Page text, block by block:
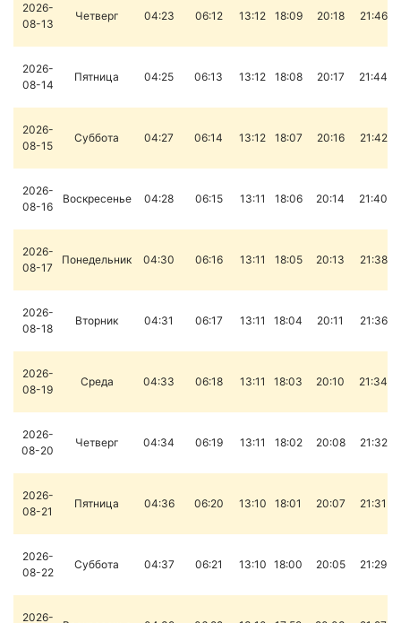
2026-
08-13
Четверг 04:23 06:12 13:12 18:09 20:18 21:46
2026-
08-14
Пятница 04:25 06:13 13:12 18:08 20:17 21:44
2026-
08-15
Суббота 04:27 06:14 13:12 18:07 20:16 21:42
2026-
08-16
Воскресенье 04:28 06:15 13:11 18:06 20:14 21:40
2026-
08-17
Понедельник 04:30 06:16 13:11 18:05 20:13 21:38
2026-
08-18
Вторник 04:31 06:17 13:11 18:04 20:11 21:36
2026-
08-19
Среда 04:33 06:18 13:11 18:03 20:10 21:34
2026-
08-20
Четверг 04:34 06:19 13:11 18:02 20:08 21:32
2026-
08-21
Пятница 04:36 06:20 13:10 18:01 20:07 21:31
2026-
08-22
Суббота 04:37 06:21 13:10 18:00 20:05 21:29
2026-